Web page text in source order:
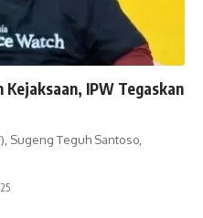
IPW Tegaskan
Sugeng Teguh Santoso,